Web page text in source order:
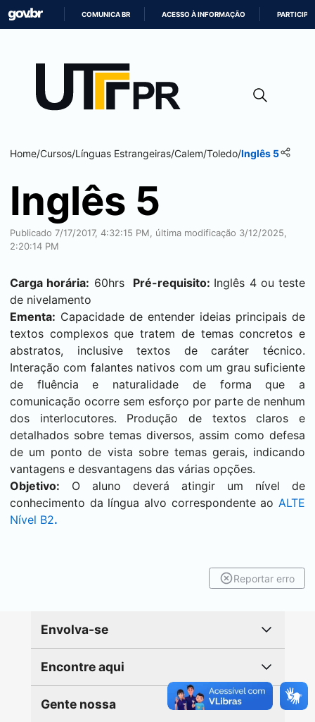
CONTEÚDO
COMUNICA BR ACESSO À INFORMAÇÃO PARTICIPE
Home/Cursos/Línguas Estrangeiras/Calem/Toledo/Inglês 5
Inglês 5
Publicado 7/17/2017, 4:32:15 PM, última modificação 3/12/2025,
2:20:14 PM
Carga horária: 60hrs Pré-requisito: Inglês 4 ou teste
de nivelamento
Ementa: Capacidade de entender ideias principais de
textos complexos que tratem de temas concretos e
abstratos, inclusive textos de caráter técnico.
Interação com falantes nativos com um grau suficiente
de fluência e naturalidade de forma que a
comunicação ocorre sem esforço por parte de nenhum
dos interlocutores. Produção de textos claros e
detalhados sobre temas diversos, assim como defesa
de um ponto de vista sobre temas gerais, indicando
vantagens e desvantagens das várias opções.
Objetivo: O aluno deverá atingir um nível de
conhecimento da língua alvo correspondente ao ALTE
Nível B2.
Reportar erro
Envolva-se
Encontre aqui
Gente nossa